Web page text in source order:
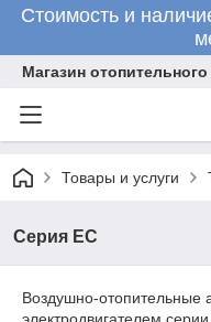
Стоимость и
Магазин
Товары и услуги
Серия ЕС
Воздушно-отопительные